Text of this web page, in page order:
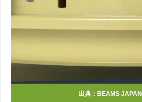
出典： BEAMS JAPAN